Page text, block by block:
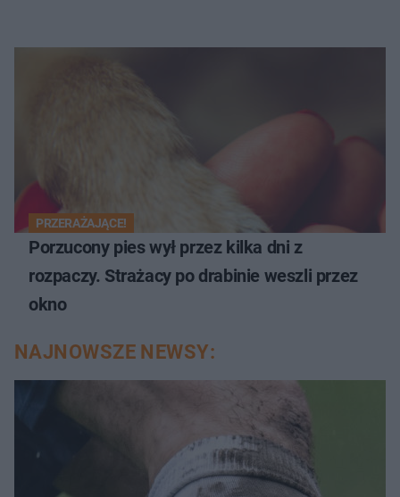
PRZERAŻAJĄCE!
Porzucony pies wył przez kilka dni z
rozpaczy. Strażacy po drabinie weszli przez
okno
NAJNOWSZE NEWSY: